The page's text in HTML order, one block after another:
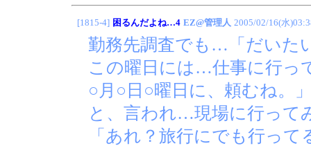
[1815-4] 困るんだよね…4 EZ@管理人 2005/02/16(水
勤務先調査でも…「だいた
この曜日には…仕事に行っ
○月○日○曜日に、頼むね。
と、言われ…現場に行って
「あれ？旅行にでも行って